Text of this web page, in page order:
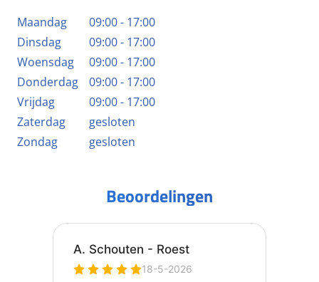
Maandag
09:00 - 17:00
Dinsdag
09:00 - 17:00
Woensdag
09:00 - 17:00
Donderdag
09:00 - 17:00
Vrijdag
09:00 - 17:00
Zaterdag
gesloten
Zondag
gesloten
Beoordelingen